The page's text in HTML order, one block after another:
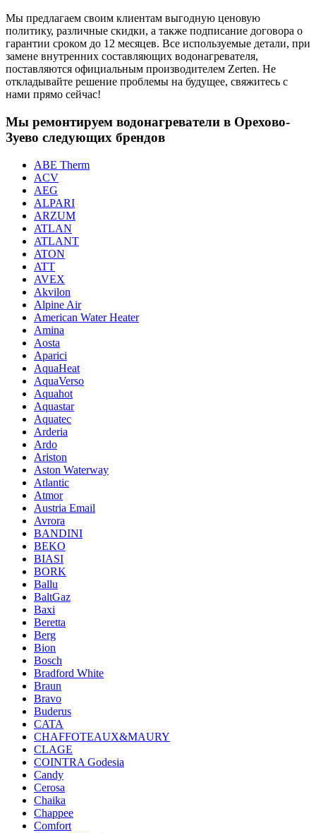
Мы предлагаем своим клиентам выгодную ценовую
политику, различные скидки, а также подписание договора о
гарантии сроком до 12 месяцев. Все используемые детали, при
замене внутренних составляющих водонагревателя,
поставляются официальным производителем Zerten. Не
откладывайте решение проблемы на будущее, свяжитесь с
нами прямо сейчас!
Мы ремонтируем водонагреватели в Орехово-
Зуево следующих брендов
ABE Therm
ACV
AEG
ALPARI
ARZUM
ATLAN
ATLANT
ATON
ATT
AVEX
Akvilon
Alpine Air
American Water Heater
Amina
Aosta
Aparici
AquaHeat
AquaVerso
Aquahot
Aquastar
Aquatec
Arderia
Ardo
Ariston
Aston Waterway
Atlantic
Atmor
Austria Email
Avrora
BANDINI
BEKO
BIASI
BORK
Ballu
BaltGaz
Baxi
Beretta
Berg
Bion
Bosch
Bradford White
Braun
Bravo
Buderus
CATA
CHAFFOTEAUX&MAURY
CLAGE
COINTRA Godesia
Candy
Cerosa
Chaika
Chappee
Comfort